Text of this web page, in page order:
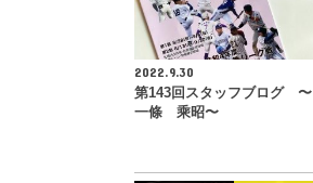
2022.9.30
第143回スタッフブログ 〜
一條 乘昭〜